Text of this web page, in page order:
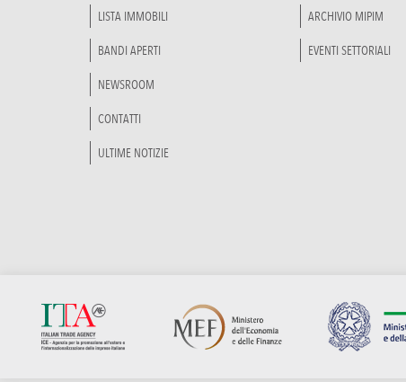
LISTA IMMOBILI
BANDI APERTI
NEWSROOM
CONTATTI
ULTIME NOTIZIE
ARCHIVIO MIPIM
EVENTI SETTORIALI